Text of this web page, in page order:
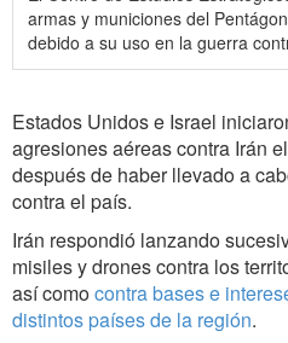
armas y municiones del
debido a su uso en la guerra
Estados Unidos e Israel
agresiones aéreas contra Irán
después de haber llevado a
contra el país.
Irán respondió lanzando
misiles y drones contra los
así comocontra bases e
distintos países de la región.